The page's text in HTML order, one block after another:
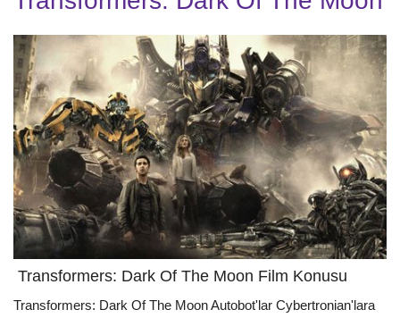
Transformers: Dark Of The Moon Film Konusu
Transformers: Dark Of The Moon Autobot'lar Cybertronian'lara